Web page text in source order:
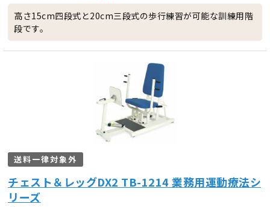
高さ15cm四段式と20cm三段式の歩行練習が可能な訓練用階
段です。
送料一律対象外
チェスト＆レッグDX2 TB-1214 業務用運動療法シ
リーズ